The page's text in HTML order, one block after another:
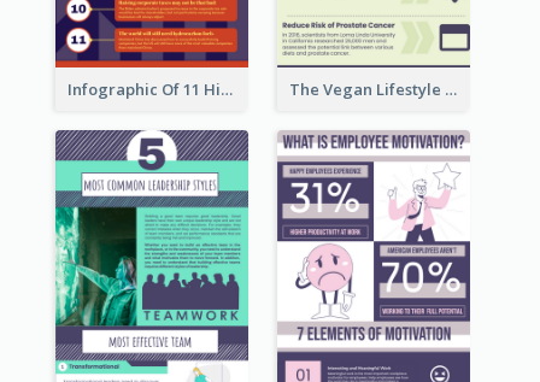
Infographic Of 11 Highlights From Berkshire Hathaway's Shareholder Meeting The Vegan Lifestyle Infographic